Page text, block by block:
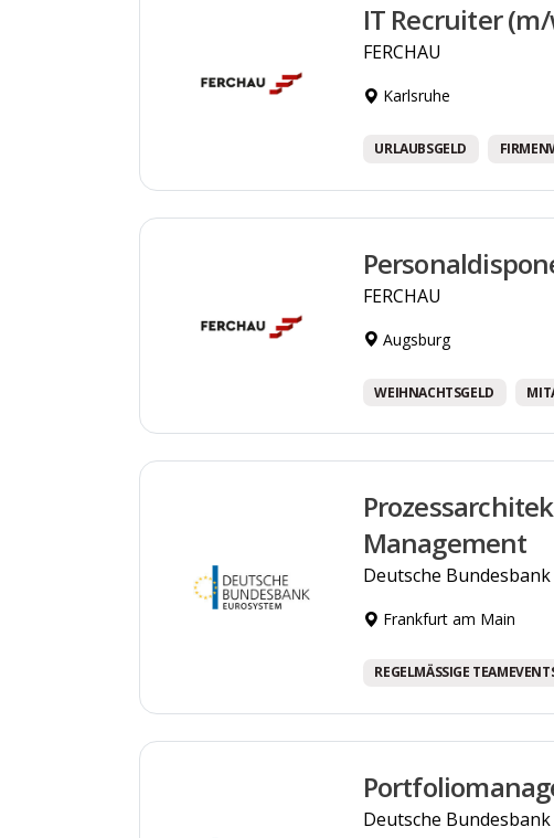
IT Recruiter
FERCHAU
Karlsruhe
URLAUBSGELD
FERCHAU
Augsburg
WEIHNACHTSGELD
Management
Deutsche Bundesbank
Frankfurt am Main
REGELMÄSSIGE
Deutsche Bundesbank